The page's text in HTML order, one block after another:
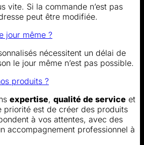
vite. Si la commande n’est pas
peut être modifiée.
jour même ?
nécessitent un délai de
le jour même n’est pas possible.
produits ?
expertise, qualité de service et
priorité est de créer des produits
à vos attentes, avec des
accompagnement professionnel à